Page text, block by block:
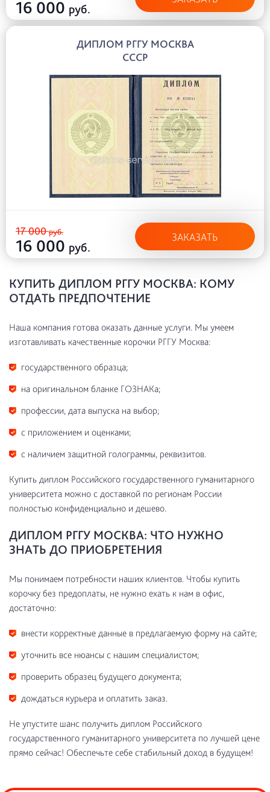
16 000 руб.
ДИПЛОМ РГГУ МОСКВА
СССР
17 000руб.
16 000 руб.
ЗАКАЗАТЬ
КУПИТЬ ДИПЛОМ РГГУ МОСКВА: КОМУ
ОТДАТЬ ПРЕДПОЧТЕНИЕ
Наша компания готова оказать данные услуги. Мы умеем
изготавливать качественные корочки РГГУ Москва:
государственного образца;
на оригинальном бланке ГОЗНАКа;
профессии, дата выпуска на выбор;
с приложением и оценками;
с наличием защитной голограммы, реквизитов.
Купить диплом Российского государственного гуманитарного
университета можно с доставкой по регионам России
полностью конфиденциально и дешево.
ДИПЛОМ РГГУ МОСКВА: ЧТО НУЖНО
ЗНАТЬ ДО ПРИОБРЕТЕНИЯ
Мы понимаем потребности наших клиентов. Чтобы купить
корочку без предоплаты, не нужно ехать к нам в офис,
достаточно:
внести корректные данные в предлагаемую форму на сайте;
уточнить все нюансы с нашим специалистом;
проверить образец будущего документа;
дождаться курьера и оплатить заказ.
Не упустите шанс получить диплом Российского
государственного гуманитарного университета по лучшей цене
прямо сейчас! Обеспечьте себе стабильный доход в будущем!